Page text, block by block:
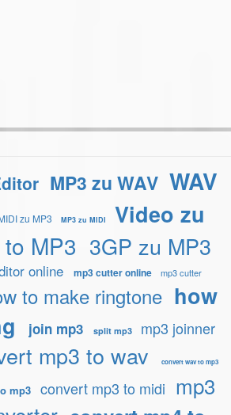
MP3 zu WAV WAV
zu MP3 MP3 zu MIDI
Video zu
MP3 3GP zu MP3
online mp3 cutter online mp3 cutter
to make ringtone how
join mp3 split mp3 mp3 joinner
mp3 to wav convert wav to mp3
mp3 convert mp3 to midi mp3